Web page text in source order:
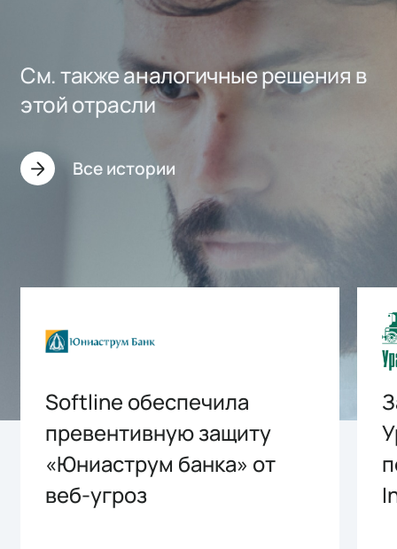
См. также аналогичные решения в
этой отрасли
Все истории
Softline обеспечила
превентивную защиту
«Юниаструм банка» от
веб-угроз